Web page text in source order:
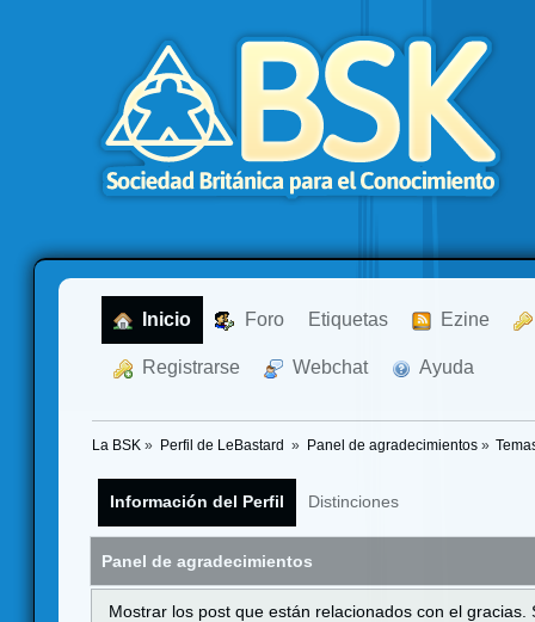
Inicio Foro Etiquetas Ezine
Registrarse Webchat Ayuda
La BSK » Perfil de LeBastard » Panel de agradecimientos»
Información del Perfil Distinciones
Panel de agradecimientos
Mostrar los post que están relacionados con el